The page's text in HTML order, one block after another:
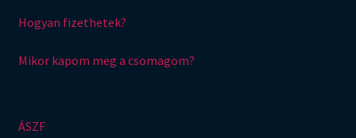
Hogyan fizethetek?
Mikor kapom meg a csomagom?
ÁSZF